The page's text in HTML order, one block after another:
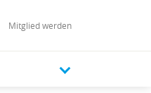
Mitglied werden